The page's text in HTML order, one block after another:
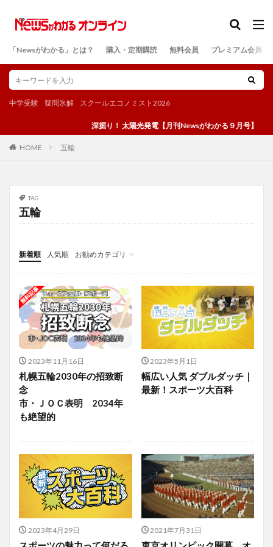
「Newsがわかる」とは？ 購入・定期購読 無料会員 プレミアム会員
中学受験 疑問氷解 スクールエコノミスト2026
深掘り！ 太陽光発電【月刊Newsがわかる９月号】
HOME 五輪
TAG
五輪
新着順 人気順
お勧めカテゴリ
投稿
学び
マンガ
電子書籍
2023年11月16日
札幌五輪2030年の招致断
念
市・ＪＯＣ表明 2034年
も絶望的
2023年5月1日
幅広い人気 ダブルダッチ｜
最新！スポーツ大百科
2023年4月29日 2021年7月31日
検索